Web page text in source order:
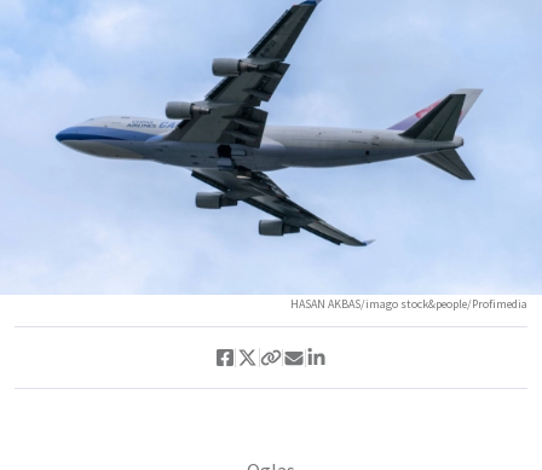
HASAN AKBAS/imago stock&people/Profimedia